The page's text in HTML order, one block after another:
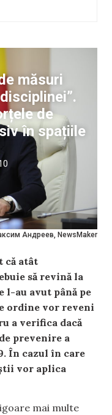
Андреев, NewsMaker
măsuri
de
în spațiile
că atât
să revină la
l-au avut până pe
ordine vor reveni
a verifica dacă
prevenire a
În cazul în care
vor aplica
mai multe